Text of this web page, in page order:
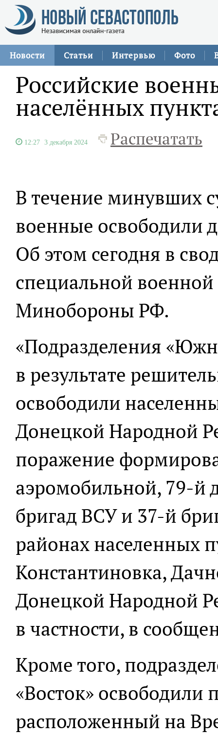
Новости Статьи Интервью Фото
Российские
населённых
12:27 3 декабря 2024 Распечатать
В течение минувших
военные освободили
Об этом сегодня в
специальной
Минобороны РФ.
«Подразделения
в результате
освободили
Донецкой Народной
поражение
аэромобильной, 79-й
бригад ВСУ и 37-й
районах населенных
Константиновка,
Донецкой Народной
в частности, в
Кроме того,
«Восток» освободили
расположенный на